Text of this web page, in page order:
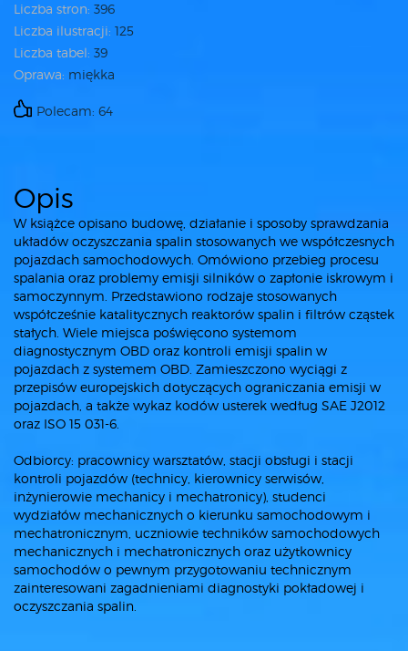
Liczba stron: 396
Liczba ilustracji: 125
Liczba tabel: 39
Oprawa: miękka
Polecam: 64
Opis
W książce opisano budowę, działanie i sposoby sprawdzania
układów oczyszczania spalin stosowanych we współczesnych
pojazdach samochodowych. Omówiono przebieg procesu
spalania oraz problemy emisji silników o zapłonie iskrowym i
samoczynnym. Przedstawiono rodzaje stosowanych
współcześnie katalitycznych reaktorów spalin i filtrów cząstek
stałych. Wiele miejsca poświęcono systemom
diagnostycznym OBD oraz kontroli emisji spalin w
pojazdach z systemem OBD. Zamieszczono wyciągi z
przepisów europejskich dotyczących ograniczania emisji w
pojazdach, a także wykaz kodów usterek według SAE J2012
oraz ISO 15 031-6.
Odbiorcy: pracownicy warsztatów, stacji obsługi i stacji
kontroli pojazdów (technicy, kierownicy serwisów,
inżynierowie mechanicy i mechatronicy), studenci
wydziałów mechanicznych o kierunku samochodowym i
mechatronicznym, uczniowie techników samochodowych
mechanicznych i mechatronicznych oraz użytkownicy
samochodów o pewnym przygotowaniu technicznym
zainteresowani zagadnieniami diagnostyki pokładowej i
oczyszczania spalin.